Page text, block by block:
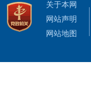
关于本网
网站声明
网站地图